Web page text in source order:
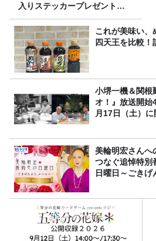
入りステッカープレゼント有
り
これが美味い、
四天王を比較！
小堺一機＆関根
オ！』放送開始
月17日（土）
美輪明宏さんへ
つなぐ追悼特別
日曜日～ごきげ